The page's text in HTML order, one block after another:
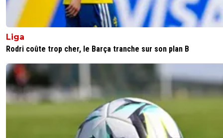
Liga
Rodri coûte trop cher, le Barça tranche sur son plan B